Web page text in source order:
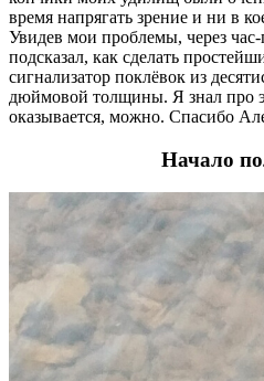
время напрягать зрение и ни в
Увидев мои проблемы, через
подсказал, как сделать
сигнализатор поклёвок из
дюймовой толщины. Я знал про
оказывается, можно. Спасибо
Начало